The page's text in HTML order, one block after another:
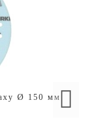
Ø 150 мм